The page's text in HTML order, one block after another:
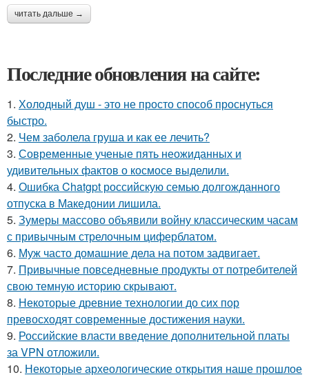
читать дальше →
Последние обновления на сайте:
1. Холодный душ - это не просто способ проснуться
быстро.
2. Чем заболела груша и как ее лечить?
3. Современные ученые пять неожиданных и
удивительных фактов о космосе выделили.
4. Ошибка Chatgpt российскую семью долгожданного
отпуска в Македонии лишила.
5. Зумеры массово объявили войну классическим часам
с привычным стрелочным циферблатом.
6. Муж часто домашние дела на потом задвигает.
7. Привычные повседневные продукты от потребителей
свою темную историю скрывают.
8. Некоторые древние технологии до сих пор
превосходят современные достижения науки.
9. Российские власти введение дополнительной платы
за VPN отложили.
10. Некоторые археологические открытия наше прошлое